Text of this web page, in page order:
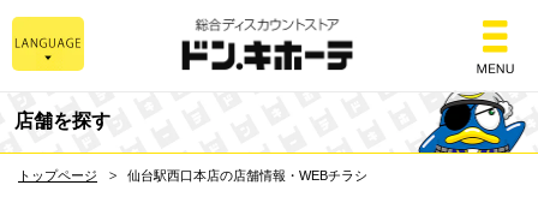
総合ディスカウント
店舗を探す
トップページ 仙台駅西口本店の店舗情報・WEBチラシ